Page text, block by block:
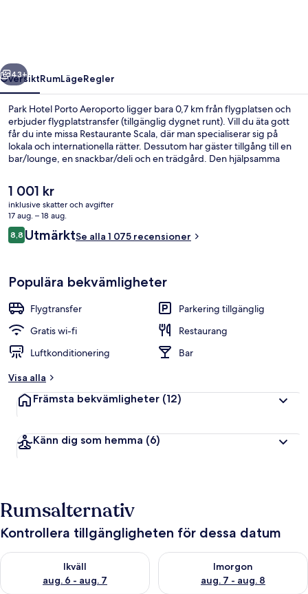
Nästa
43+
ÖversiktRumLägeRegler
Park Hotel Porto Aeroporto ligger bara 0,7 km från flygplatsen och
erbjuder flygplatstransfer (tillgänglig dygnet runt). Vill du äta gott
får du inte missa Restaurante Scala, där man specialiserar sig på
lokala och internationella rätter. Dessutom har gäster tillgång till en
bar/lounge, en snackbar/deli och en trädgård. Den hjälpsamma
Kollektivtrafik finns i närheten. Till Botica station tar det 3 minuter att
gå och till Aeroporto station är det 6 minuter.
Det
nuvarande
priset
är
1 001 kr
1 001 kr
inklusive skatter och avgifter
17 aug. – 18 aug.
Recensioner
8,88,8 av 10,
UtmärktSe alla 1 075 recensioner
Populära bekvämligheter
Flygtransfer
Parkering tillgänglig
Gratis wi-fi
Restaurang
Luftkonditionering
Bar
Visa alla
Främsta bekvämligheter (12)
Känn dig som hemma (6)
Rumsalternativ
Kontrollera tillgängligheten för dessa datum
Ikväll
aug. 6 - aug. 7
Kontrollera tillgängligheten för ikväll aug. 6 - aug. 7
Imorgon
aug. 7 - aug. 8
Kontrollera tillgängligheten